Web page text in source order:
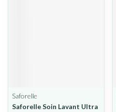
Saforelle
Saforelle Soin Lavant Ultra